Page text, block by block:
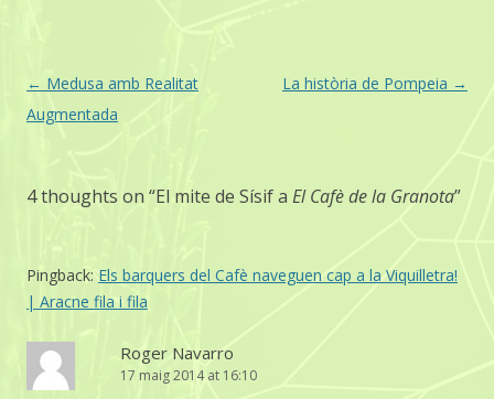
Post
navigation
← Medusa amb Realitat
Augmentada
La història de Pompeia →
4 thoughts on “El mite de Sísif a El Cafè de la Granota”
Pingback: Els barquers del Cafè naveguen cap a la Viquilletra!
| Aracne fila i fila
Roger Navarro
17 maig 2014 at 16:10